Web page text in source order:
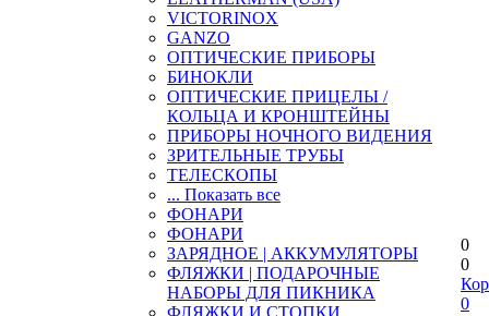
VICTORINOX
GANZO
ОПТИЧЕСКИЕ ПРИБОРЫ
БИНОКЛИ
ОПТИЧЕСКИЕ ПРИЦЕЛЫ /
КОЛЬЦА И КРОНШТЕЙНЫ
ПРИБОРЫ НОЧНОГО ВИДЕНИЯ
ЗРИТЕЛЬНЫЕ ТРУБЫ
ТЕЛЕСКОПЫ
... Показать все
ФОНАРИ
ФОНАРИ
ЗАРЯДНОЕ | АККУМУЛЯТОРЫ
ФЛЯЖКИ | ПОДАРОЧНЫЕ
НАБОРЫ ДЛЯ ПИКНИКА
ФЛЯЖКИ И СТОПКИ
0
0
0